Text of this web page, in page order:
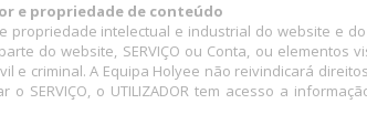
e propriedade de conteúdo
propriedade intelectual e industrial do website e
do website, SERVIÇO ou Conta, ou
e criminal. A Equipa Holyee não reivindicará
o SERVIÇO, o UTILIZADOR tem acesso a